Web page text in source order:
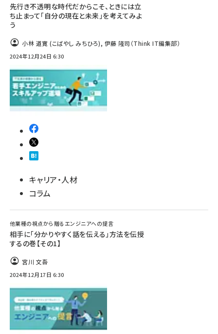
先行き不透明な時代だからこそ、ときには立
ち止まって「自分の現在と未来」を考えてみよ
う
小林 道寛 (こばやし みちひろ), 伊藤 隆司（Think IT編集部）
2024年12月24日 6:30
キャリア・人材
コラム
他業種の視点から贈るエンジニアへの提言
相手に「分かりやすく話を伝える」方法を伝授
するの巻【その1】
宮川 文吾
2024年12月17日 6:30